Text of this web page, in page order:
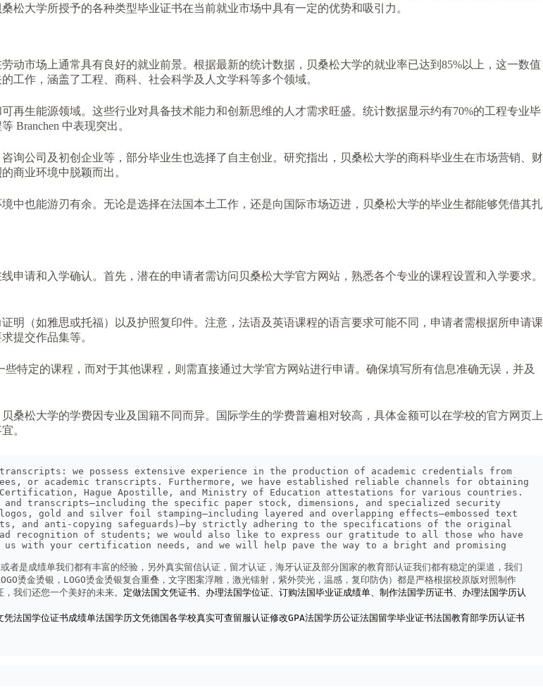
大学所授予的各种类型毕业证书在当前就业市场中具有一定的优势和吸引力。
动市场上通常具有良好的就业前景。根据最新的统计数据，贝桑松大学的就业率已达到85%以上，这一数值
工作，涵盖了工程、商科、社会科学及人文学科等多个领域。
再生能源领域。这些行业对具备技术能力和创新思维的人才需求旺盛。统计数据显示约有70%的工程专业毕
Branchen 中表现突出。
询公司及初创企业等，部分毕业生也选择了自主创业。研究指出，贝桑松大学的商科毕业生在市场营销、财
商业环境中脱颖而出。
中也能游刃有余。无论是选择在法国本土工作，还是向国际市场迈进，贝桑松大学的毕业生都能够凭借其扎
请和入学确认。首先，潜在的申请者需访问贝桑松大学官方网站，熟悉各个专业的课程设置和入学要求。
明（如雅思或托福）以及护照复印件。注意，法语及英语课程的语言要求可能不同，申请者需根据所申请课
提交作品集等。
特定的课程，而对于其他课程，则需直接通过大学官方网站进行申请。确保填写所有信息准确无误，并及
桑松大学的学费因专业及国籍不同而异。国际学生的学费普遍相对较高，具体金额可以在学校的官方网页上
。
we possess extensive experience in the production of academic credentials from
or academic transcripts. Furthermore, we have established reliable channels for obtaining
Hague Apostille, and Ministry of Education attestations for various countries.
transcripts—including the specific paper stock, dimensions, and specialized security
gold and silver foil stamping—including layered and overlapping effects—embossed text
and anti-copying safeguards)—by strictly adhering to the specifications of the original
recognition of students; we would also like to express our gratitude to all those who have
with your certification needs, and we will help pave the way to a bright and promising
是成绩单我们都有丰富的经验，另外真实留信认证，留才认证，海牙认证及部分国家的教育部认证我们都有稳定的渠道，我们
烫金烫银，LOGO烫金烫银复合重叠，文字图案浮雕，激光镭射，紫外荧光，温感，复印防伪）都是严格根据校原版对照制作
我们还您一个美好的未来。 定做法国文凭证书、办理法国学位证、订购法国毕业证成绩单、制作法国学历证书、办理法国学历认
法国学位证书成绩单法国学历文凭德国各学校真实可查留服认证修改GPA法国学历公证法国留学毕业证书法国教育部学历认证书